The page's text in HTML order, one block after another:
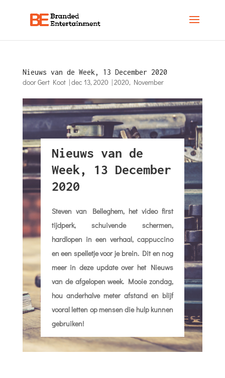
Nieuws van de Week, 13 December 2020
doorGert Koot|dec 13, 2020 |2020, November
Nieuws van de
Week, 13 December
2020
Steven van Belleghem, het video first
tijdperk, schuivende schermen,
hardlopen in een verhaal, cappuccino
en een spelletje voor je brein. Dit en nog
meer in deze update over het Nieuws
van de afgelopen week. Mooie zondag,
hou anderhalve meter afstand en blijf
vooral letten op mensen die hulp kunnen
gebruiken!